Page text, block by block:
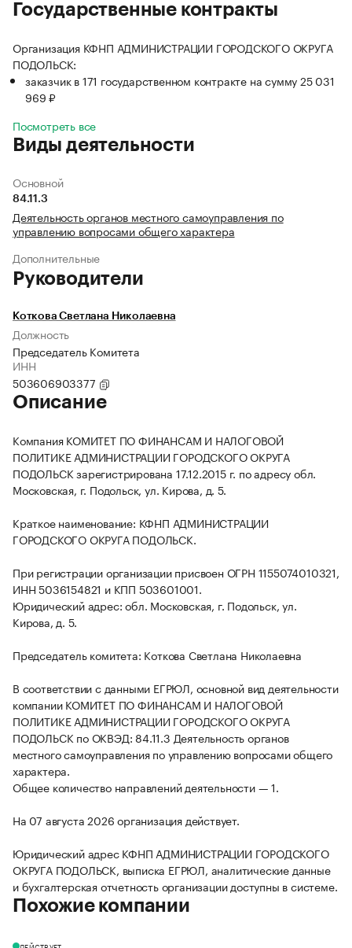
Государственные контракты
Организация КФНП АДМИНИСТРАЦИИ ГОРОДСКОГО ОКРУГА
ПОДОЛЬСК:
заказчик в 171 государственном контракте на сумму 25 031
969 ₽
Посмотреть все
Виды деятельности
Основной
84.11.3
Деятельность органов местного самоуправления по
управлению вопросами общего характера
Дополнительные
Руководители
Коткова Светлана Николаевна
Должность
Председатель Комитета
ИНН
503606903377
Описание
Компания КОМИТЕТ ПО ФИНАНСАМ И НАЛОГОВОЙ
ПОЛИТИКЕ АДМИНИСТРАЦИИ ГОРОДСКОГО ОКРУГА
ПОДОЛЬСК зарегистрирована 17.12.2015 г. по адресу обл.
Московская, г. Подольск, ул. Кирова, д. 5.
Краткое наименование: КФНП АДМИНИСТРАЦИИ
ГОРОДСКОГО ОКРУГА ПОДОЛЬСК.
При регистрации организации присвоен ОГРН 1155074010321,
ИНН 5036154821 и КПП 503601001.
Юридический адрес: обл. Московская, г. Подольск, ул.
Кирова, д. 5.
Председатель комитета: Коткова Светлана Николаевна
В соответствии с данными ЕГРЮЛ, основной вид деятельности
компании КОМИТЕТ ПО ФИНАНСАМ И НАЛОГОВОЙ
ПОЛИТИКЕ АДМИНИСТРАЦИИ ГОРОДСКОГО ОКРУГА
ПОДОЛЬСК по ОКВЭД: 84.11.3 Деятельность органов
местного самоуправления по управлению вопросами общего
характера.
Общее количество направлений деятельности — 1.
На 07 августа 2026 организация действует.
Юридический адрес КФНП АДМИНИСТРАЦИИ ГОРОДСКОГО
ОКРУГА ПОДОЛЬСК, выписка ЕГРЮЛ, аналитические данные
и бухгалтерская отчетность организации доступны в системе.
Похожие компании